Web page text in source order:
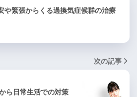
や緊張からくる過換気症候群の治療
次の記事
ら日常生活での対策